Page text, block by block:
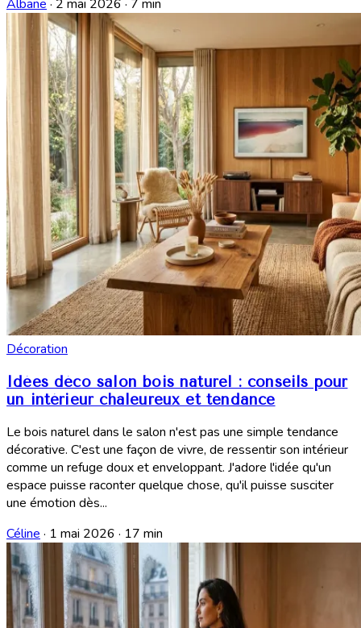
Albane · 2 mai 2026 · 7 min
Décoration
Idées déco salon bois naturel : conseils pour
un intérieur chaleureux et tendance
Le bois naturel dans le salon n'est pas une simple tendance
décorative. C'est une façon de vivre, de ressentir son intérieur
comme un refuge doux et enveloppant. J'adore l'idée qu'un
espace puisse raconter quelque chose, qu'il puisse susciter
une émotion dès...
Céline · 1 mai 2026 · 17 min